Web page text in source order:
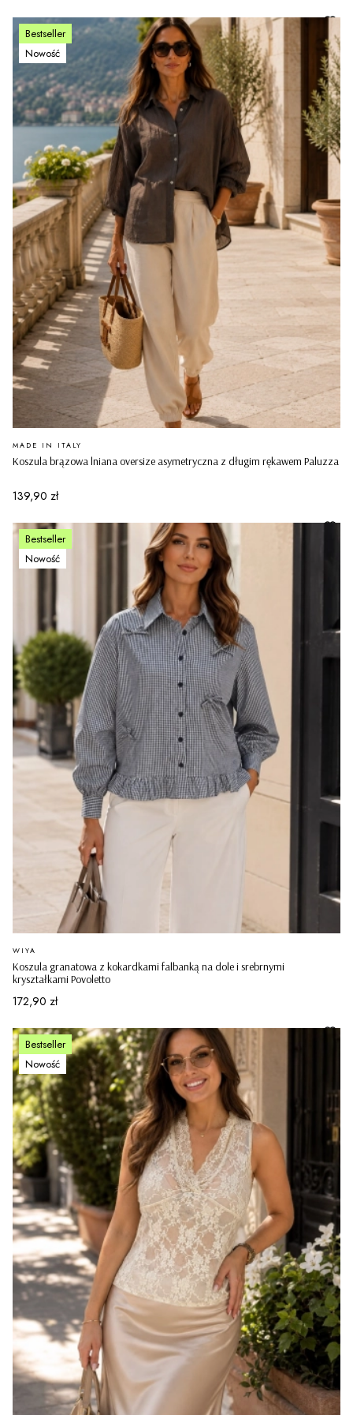
Bestseller
Nowość
Koszula brązowa lniana oversize asymetryczna z długim rękawem Paluzza
PRODUCENT
MADE IN ITALY
Cena
139,90 zł
Bestseller
Nowość
Koszula granatowa z kokardkami falbanką na dole i srebrnymi
kryształkami Povoletto
PRODUCENT
WIYA
Cena
172,90 zł
Bestseller
Nowość